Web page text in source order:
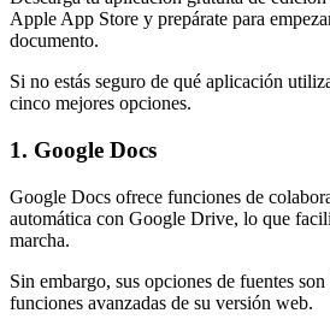
Apple App Store y prepárate para
documento.
Si no estás seguro de qué aplicación
cinco mejores opciones.
1. Google Docs
Google Docs ofrece funciones de
automática con Google Drive, lo que
marcha.
Sin embargo, sus opciones de fuentes
funciones avanzadas de su versión web.